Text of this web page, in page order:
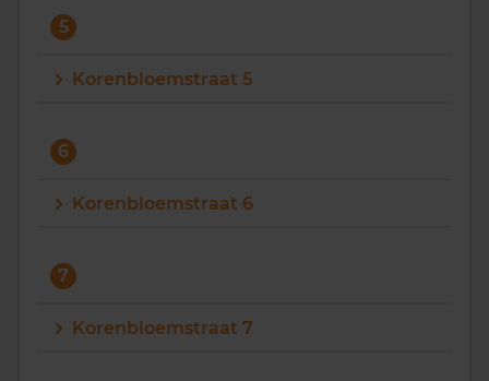
5
Korenbloemstraat 5
6
Korenbloemstraat 6
7
Korenbloemstraat 7